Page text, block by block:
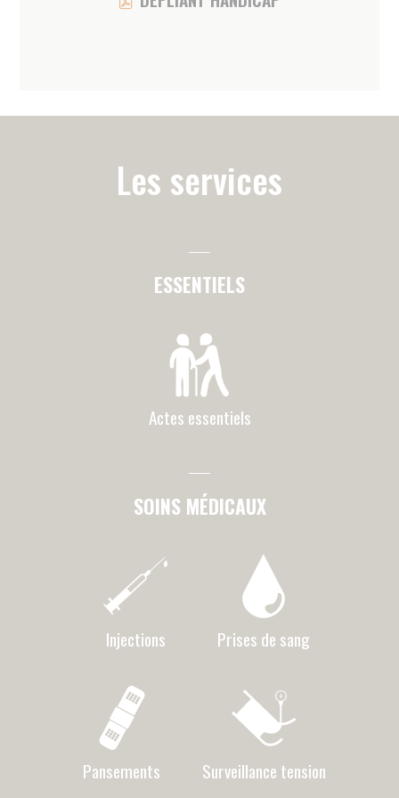
Pansements Surveillance tension
Retrait points de suture Vaccins
TELE-ASSISTANCE
Afin de permettre à nos bénéficiaires de
assistance est proposé sous formes de